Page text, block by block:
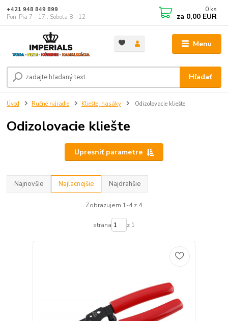
Menu
Hľadať
+421 948 849 899
Pon-Pia 7 - 17 ; Sobota 8 - 12
0 ks
za 0,00 EUR
Úvod Ručné náradie Kliešte, hasáky Odizolovacie kliešte
Odizolovacie kliešte
Upresniť parametre
Najnovšie Najlacnejšie Najdrahšie
Zobrazujem 1-4 z 4
strana z 1